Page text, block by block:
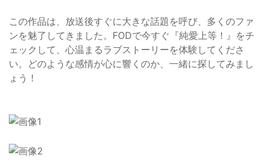
この作品は、放送後すぐに大きな話題を呼び、多くのファ
ンを魅了してきました。FODで今すぐ『純愛上等！』をチ
ェックして、心温まるラブストーリーを体験してくださ
い。どのような感情が心に響くのか、一緒に探してみまし
ょう！